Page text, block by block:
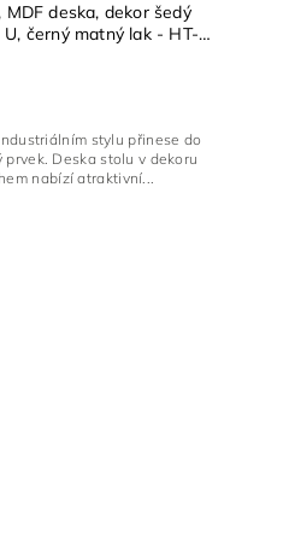
deska, dekor šedý
černý matný lak - HT-
stylu přinese do
Deska stolu v dekoru
nabízí atraktivní...